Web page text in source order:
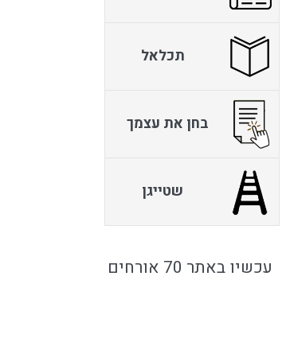
תכלאל
בחן את עצמך
שטייגן
עכשיו באתר 70 אורחים